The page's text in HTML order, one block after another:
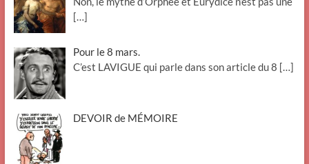
[…]
Pour le 8 mars.
C’est LAVIGUE qui parle dans son article du 8 […]
DEVOIR de MÉMOIRE